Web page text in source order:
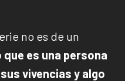
no es de un
que es una persona
vivencias y algo